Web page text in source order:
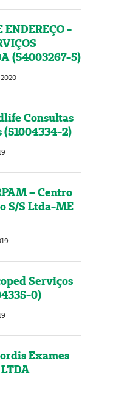
-
(54003267-5)
Consultas
(51004334-2)
– Centro
S/S Ltda-ME
Serviços
0)
Exames